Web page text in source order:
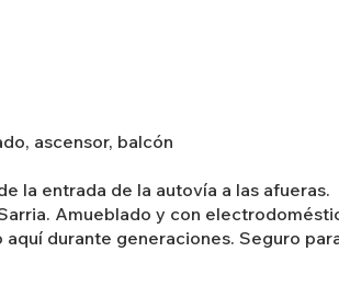
ascensor, balcón
la entrada de la autovía a las afueras.
Amueblado y con
durante generaciones. Seguro